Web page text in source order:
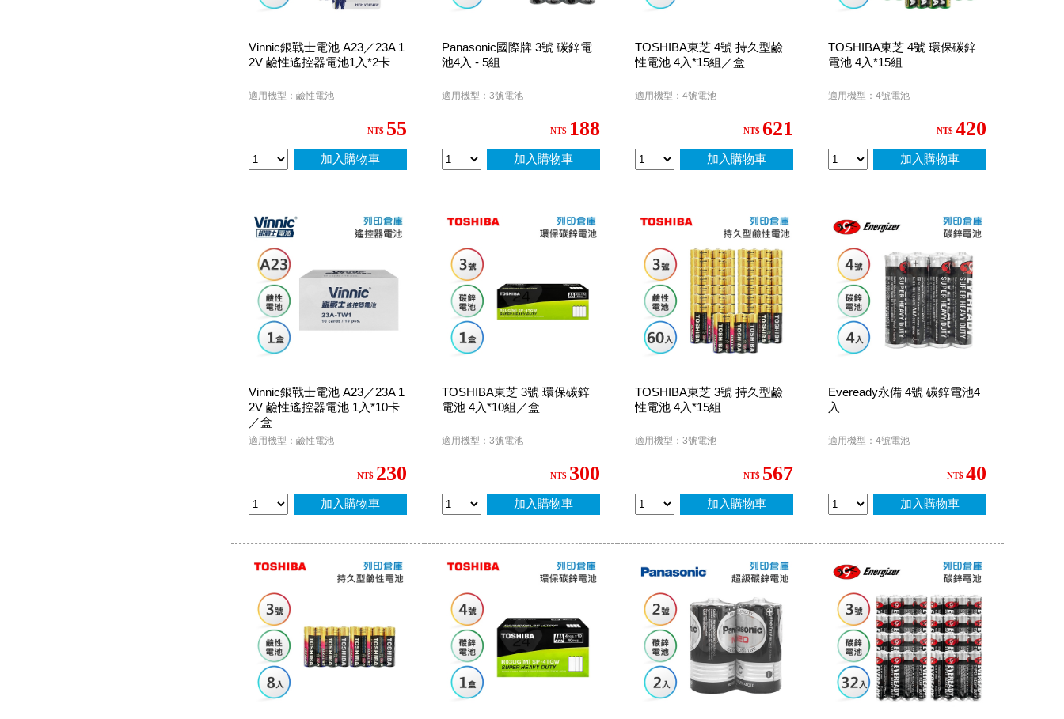
Vinnic銀戰士電池 A23／23A 1
2V 鹼性遙控器電池1入*2卡
適用機型：鹼性電池
NT$ 55
加入購物車
Panasonic國際牌 3號 碳鋅電
池4入 - 5組
適用機型：3號電池
NT$ 188
加入購物車
TOSHIBA東芝 4號 持久型鹼
性電池 4入*15組／盒
適用機型：4號電池
NT$ 621
加入購物車
TOSHIBA東芝 4號 環保碳鋅
電池 4入*15組
適用機型：4號電池
NT$ 420
加入購物車
Vinnic銀戰士電池 A23／23A 1
2V 鹼性遙控器電池 1入*10卡
／盒
適用機型：鹼性電池
NT$ 230
加入購物車
TOSHIBA東芝 3號 環保碳鋅
電池 4入*10組／盒
適用機型：3號電池
NT$ 300
加入購物車
TOSHIBA東芝 3號 持久型鹼
性電池 4入*15組
適用機型：3號電池
NT$ 567
加入購物車
Eveready永備 4號 碳鋅電池4
入
適用機型：4號電池
NT$ 40
加入購物車